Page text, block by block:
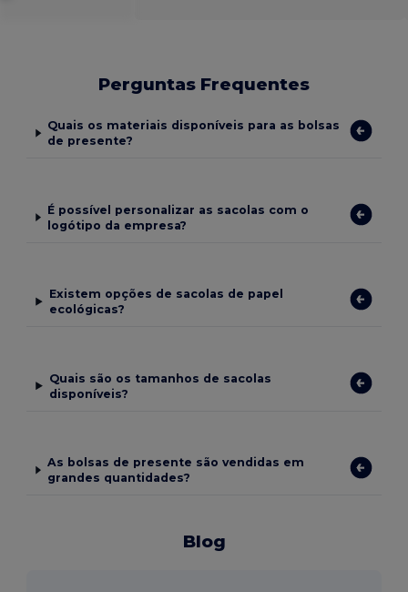
Perguntas Frequentes
Quais os materiais disponíveis para as bolsas
de presente?
É possível personalizar as sacolas com o
logótipo da empresa?
Existem opções de sacolas de papel
ecológicas?
Quais são os tamanhos de sacolas
disponíveis?
As bolsas de presente são vendidas em
grandes quantidades?
Blog